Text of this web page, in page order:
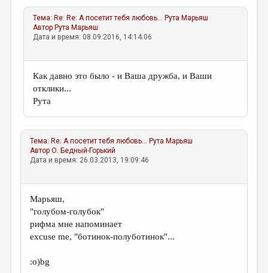
Тема: Re: Re: А посетит тебя любовь… Рута Марьяш
Автор Рута Марьяш
Дата и время: 08.09.2016, 14:14:06
Как давно это было - и Ваша дружба, и Ваши
отклики...
Рута
Тема: Re: А посетит тебя любовь… Рута Марьяш
АвторО. Бедный-Горький
Дата и время: 26.03.2013, 19:09:46
Марьяш,
"голубом-голубок"
рифма мне напоминает
excuse me, "ботинок-полуботинок"...
:о)bg